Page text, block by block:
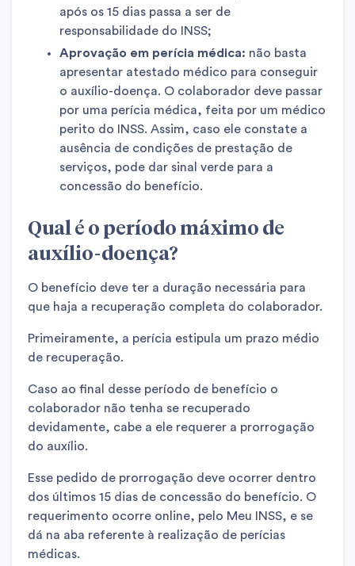
após os 15 dias passa a ser de
responsabilidade do INSS;
Aprovação em perícia médica: não basta
apresentar atestado médico para conseguir
o auxílio-doença. O colaborador deve passar
por uma perícia médica, feita por um médico
perito do INSS. Assim, caso ele constate a
ausência de condições de prestação de
serviços, pode dar sinal verde para a
concessão do benefício.
Qual é o período máximo de
auxílio-doença?
O benefício deve ter a duração necessária para
que haja a recuperação completa do colaborador.
Primeiramente, a perícia estipula um prazo médio
de recuperação.
Caso ao final desse período de benefício o
colaborador não tenha se recuperado
devidamente, cabe a ele requerer a prorrogação
do auxílio.
Esse pedido de prorrogação deve ocorrer dentro
dos últimos 15 dias de concessão do benefício. O
requerimento ocorre online, pelo Meu INSS, e se
dá na aba referente à realização de perícias
médicas.